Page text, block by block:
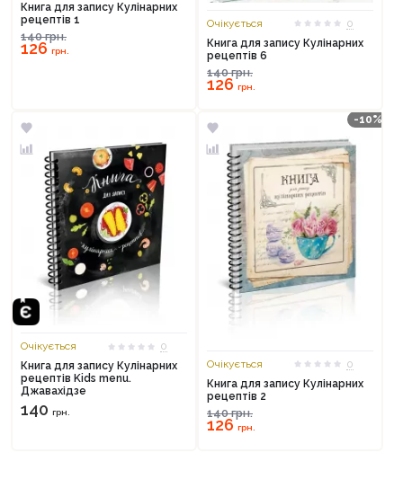
Книга для запису Кулінарних
рецептів 1
140грн.
126грн.
Очікується
0
Книга для запису Кулінарних
рецептів 6
140грн.
126грн.
Очікується
0
Книга для запису Кулінарних
рецептів Kids menu.
Джавахідзе
140 грн.
-10%
Очікується
0
Книга для запису Кулінарних
рецептів 2
140грн.
126грн.
Продовжити покупки
Оформити замовлення